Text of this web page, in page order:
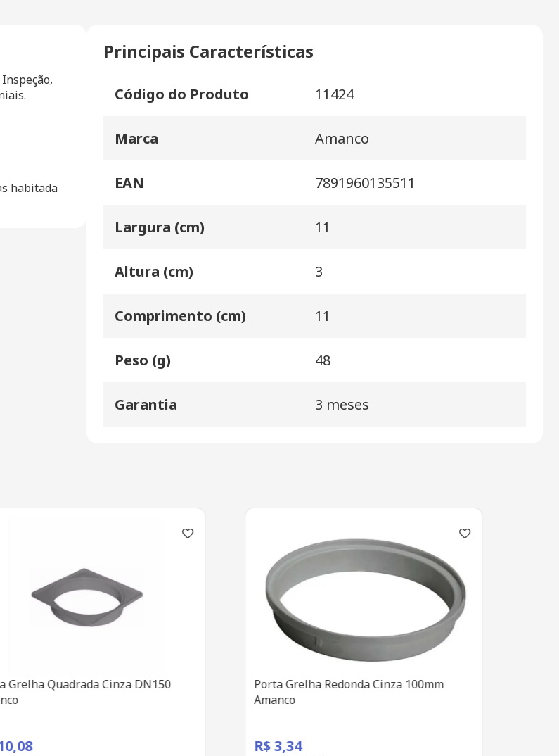
habitada
Principais Características
Código do Produto 11424
Marca Amanco
EAN 7891960135511
Largura (cm) 11
Altura (cm) 3
Comprimento (cm) 11
Peso (g) 48
Garantia 3 meses
Grelha Quadrada Cinza DN150
,08
Porta Grelha Redonda Cinza 100mm
Amanco
R$3,34